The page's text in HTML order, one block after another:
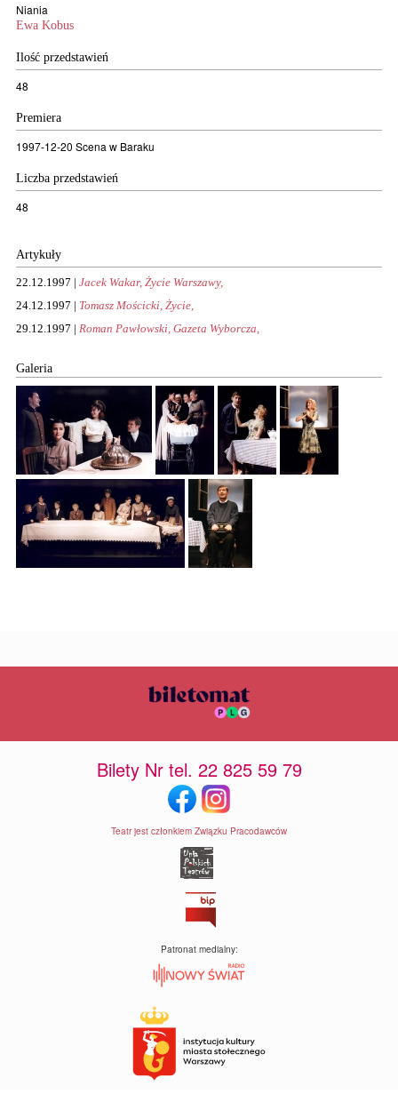
Niania
Ewa Kobus
Ilość przedstawień
48
Premiera
1997-12-20 Scena w Baraku
Liczba przedstawień
48
Artykuły
22.12.1997 | Jacek Wakar, Życie Warszawy,
24.12.1997 | Tomasz Mościcki, Życie,
29.12.1997 | Roman Pawłowski, Gazeta Wyborcza,
Galeria
Bilety Nr tel. 22 825 59 79
Teatr jest członkiem Związku Pracodawców
Patronat medialny: